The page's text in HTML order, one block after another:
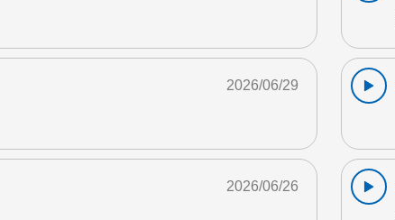
2026/06/29
2026/06/26